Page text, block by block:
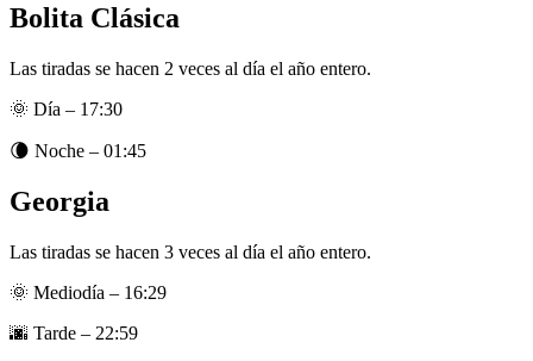
Bolita Clásica
Las tiradas se hacen 2 veces al día el año entero.
🌞 Día – 17:30
🌘 Noche – 01:45
Georgia
Las tiradas se hacen 3 veces al día el año entero.
🌞 Mediodía – 16:29
🌆 Tarde – 22:59